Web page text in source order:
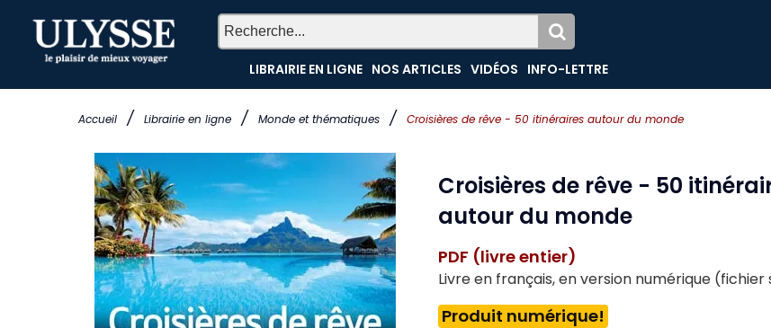
Accueil / Librairie en ligne / Monde et thématiques / Croisières de rêve - 50 itinéraires autour du monde
LIBRAIRIE EN LIGNE NOS ARTICLES VIDÉOS INFO-LETTRE
Croisières de rêve - 50
autour du monde
PDF (livre entier)
Livre en français, en version numérique
Produit numérique!